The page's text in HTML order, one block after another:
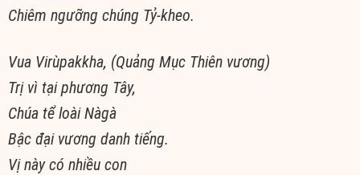
Chiêm ngưỡng chúng Tỷ-kheo.
Vua Virùpakkha, (Quảng Mục Thiên vương)
Trị vì tại phương Tây,
Chúa tể loài Nàgà
Bậc đại vương danh tiếng.
Vị này có nhiều con